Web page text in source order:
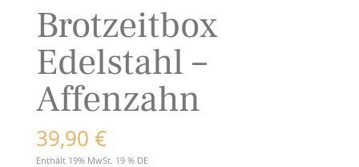
Brotzeitbox
Edelstahl –
Affenzahn
39,90 €
Enthält 19% MwSt. 19 % DE